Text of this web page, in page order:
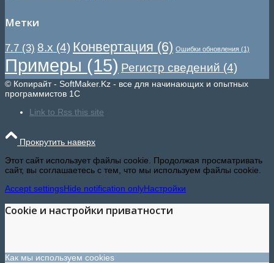
Метки
7.7 (3) 8.x (4) Конвертация (6) Ошибки обновления (1)
Примеры (15) Регистр сведений (4)
© Копирайт - SoftMaker.Kz - все для начинающих и опытных
программистов 1С
Link to Rss this site
Прокрутить наверх
Этот сайт использует файлы cookie. Продолжая просматривать
сайт, вы соглашаетесь с тем, что мы используем файлы cookie.
Accept settingsHide notification onlyНастройки
Cookie и настройки приватности
Как мы используем cookies